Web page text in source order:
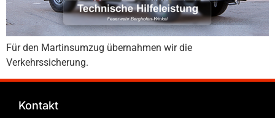
Für den Martinsumzug übernahmen wir die
Verkehrssicherung.
Kontakt